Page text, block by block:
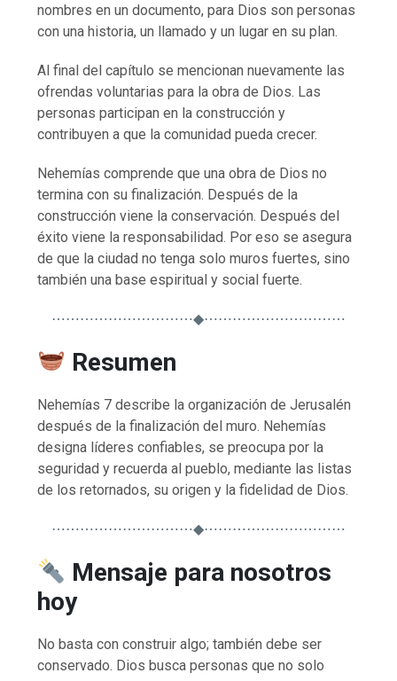
nombres en un documento, para Dios son personas
con una historia, un llamado y un lugar en su plan.
Al final del capítulo se mencionan nuevamente las
ofrendas voluntarias para la obra de Dios. Las
personas participan en la construcción y
contribuyen a que la comunidad pueda crecer.
Nehemías comprende que una obra de Dios no
termina con su finalización. Después de la
construcción viene la conservación. Después del
éxito viene la responsabilidad. Por eso se asegura
de que la ciudad no tenga solo muros fuertes, sino
también una base espiritual y social fuerte.
⋯⋯⋯⋯⋯⋯⋯⋯⋯⋯◆⋯⋯⋯⋯⋯⋯⋯⋯⋯⋯
Resumen
Nehemías 7 describe la organización de Jerusalén
después de la finalización del muro. Nehemías
designa líderes confiables, se preocupa por la
seguridad y recuerda al pueblo, mediante las listas
de los retornados, su origen y la fidelidad de Dios.
⋯⋯⋯⋯⋯⋯⋯⋯⋯⋯◆⋯⋯⋯⋯⋯⋯⋯⋯⋯⋯
Mensaje para nosotros
hoy
No basta con construir algo; también debe ser
conservado. Dios busca personas que no solo